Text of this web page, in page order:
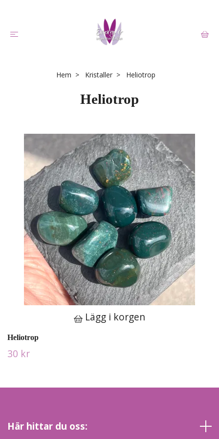
Hem Kristaller Heliotrop
Heliotrop
Lägg i korgen
Heliotrop
30 kr
Här hittar du oss: